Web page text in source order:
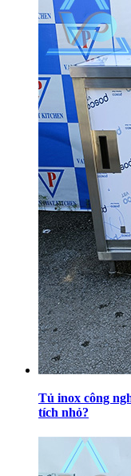
Tủ inox công
tích nhỏ?